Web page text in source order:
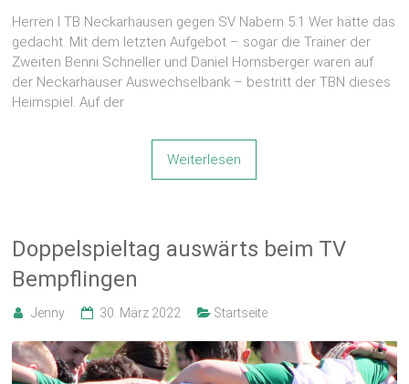
Herren I TB Neckarhausen gegen SV Nabern 5:1 Wer hätte das
gedacht. Mit dem letzten Aufgebot – sogar die Trainer der
Zweiten Benni Schneller und Daniel Hornsberger waren auf
der Neckarhäuser Auswechselbank – bestritt der TBN dieses
Heimspiel. Auf der
Weiterlesen
Doppelspieltag auswärts beim TV
Bempflingen
Jenny 30. März 2022 Startseite